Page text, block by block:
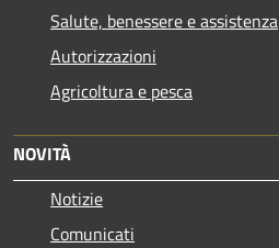
Salute, benessere e assistenza
Autorizzazioni
Agricoltura e pesca
NOVITÀ
Notizie
Comunicati